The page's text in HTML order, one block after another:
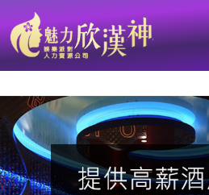
職缺！孫華團隊給你前所未有的高薪待遇！